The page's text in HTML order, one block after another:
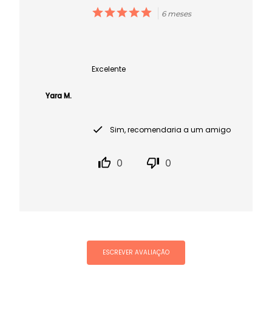
Yara M.
6 meses
Excelente
Sim, recomendaria a um amigo
0 0
ESCREVER AVALIAÇÃO